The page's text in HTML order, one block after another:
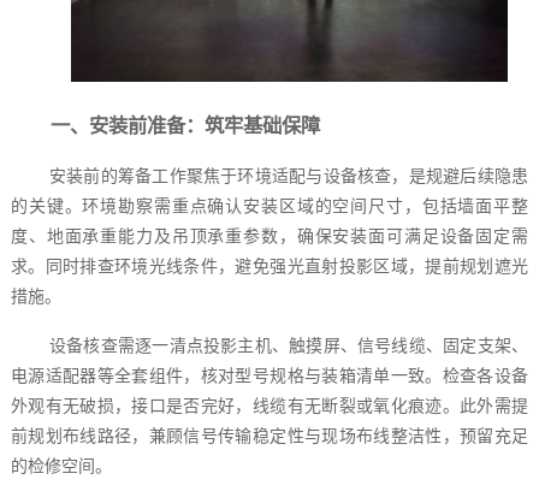
一、安装前准备：筑牢基础保障
安装前的筹备工作聚焦于环境适配与设备核查，是规避后续隐患
的关键。环境勘察需重点确认安装区域的空间尺寸，包括墙面平整
度、地面承重能力及吊顶承重参数，确保安装面可满足设备固定需
求。同时排查环境光线条件，避免强光直射投影区域，提前规划遮光
措施。
设备核查需逐一清点投影主机、触摸屏、信号线缆、固定支架、
电源适配器等全套组件，核对型号规格与装箱清单一致。检查各设备
外观有无破损，接口是否完好，线缆有无断裂或氧化痕迹。此外需提
前规划布线路径，兼顾信号传输稳定性与现场布线整洁性，预留充足
的检修空间。